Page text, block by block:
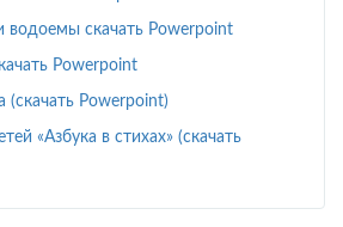
водоемы скачать Powerpoint
Powerpoint
(скачать Powerpoint)
«Азбука в стихах» (скачать